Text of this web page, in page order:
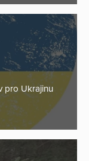
pro Ukrajinu